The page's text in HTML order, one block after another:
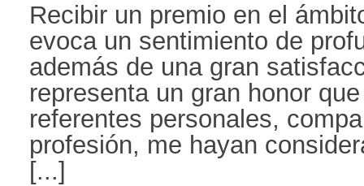
Recibir un premio en el
evoca un sentimiento de
además de una gran
representa un gran honor
referentes personales,
profesión, me hayan
[...]